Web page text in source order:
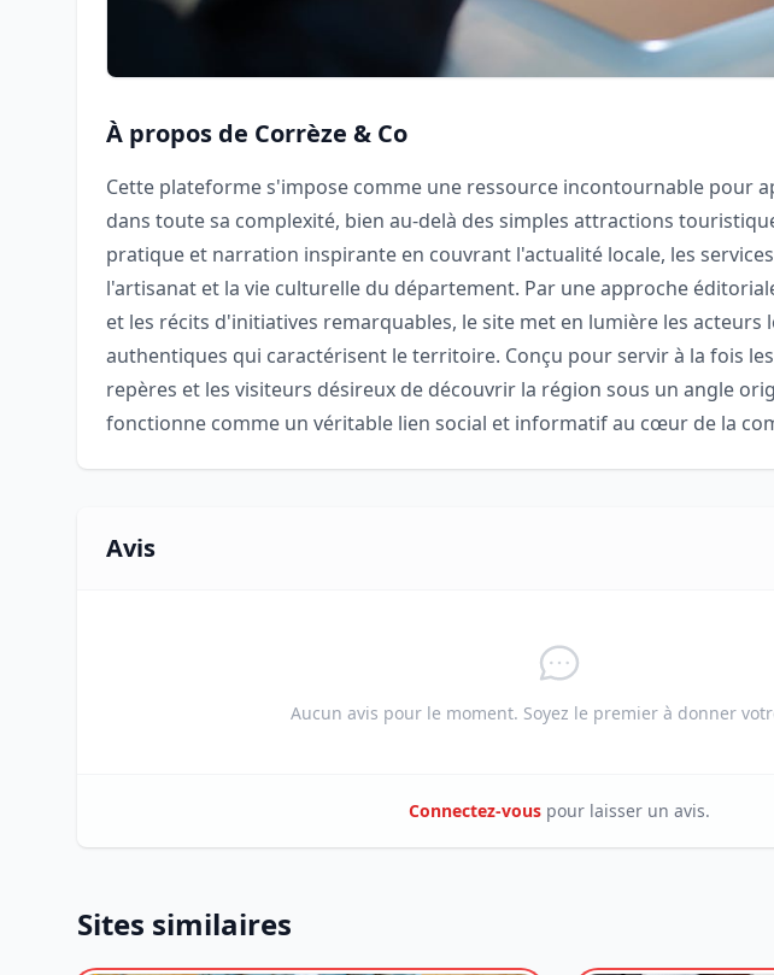
À propos de Corrèze & Co
Cette plateforme s'impose comme une ressource incontournable pour
dans toute sa complexité, bien au-delà des simples attractions
pratique et narration inspirante en couvrant l'actualité locale, les
l'artisanat et la vie culturelle du département. Par une approche
et les récits d'initiatives remarquables, le site met en lumière les acteurs
authentiques qui caractérisent le territoire. Conçu pour servir à la fois
repères et les visiteurs désireux de découvrir la région sous un angle
fonctionne comme un véritable lien social et informatif au cœur de la
Avis
Aucun avis pour le moment. Soyez le premier à donner
Connectez-vous pour laisser un avis.
Sites similaires